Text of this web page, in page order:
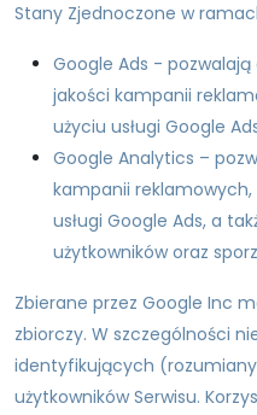
Stany Zjednoczone w
Google Ads -
jakości kampanii
użyciu usługi Google
Google Analytics –
kampanii
usługi Google Ads, a
użytkowników oraz
Zbierane przez Google Inc
zbiorczy. W szczególności
identyfikujących
użytkowników Serwisu.